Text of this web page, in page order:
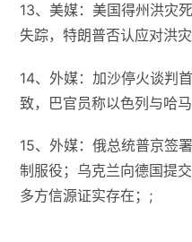
13、美媒：美国得州洪灾
失踪，特朗普否认应对洪
14、外媒：加沙停火谈判
致，巴官员称以色列与哈
15、外媒：俄总统普京签
制服役；乌克兰向德国提
多方信源证实存在；;